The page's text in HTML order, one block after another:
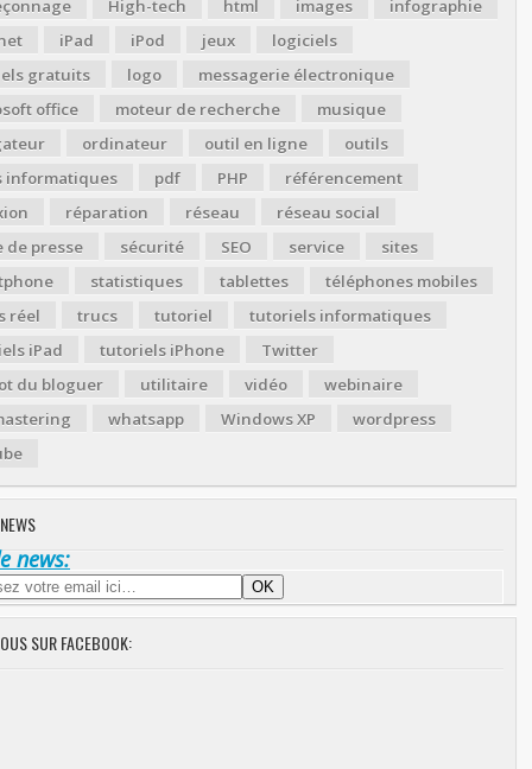
High-tech html images
infographie
iPad iPod jeux
logiciels
gratuits
logo
messagerie électronique
office
moteur de recherche
musique
ordinateur outil en ligne
outils
informatiques
pdf PHP
référencement
réparation réseau
réseau social
de presse
sécurité SEO service
sites
statistiques tablettes
téléphones mobiles
réel
trucs tutoriel
tutoriels informatiques
iPad
tutoriels iPhone
Twitter
du bloguer
utilitaire vidéo
webinaire
whatsapp Windows XP
wordpress
news:
SUR FACEBOOK: